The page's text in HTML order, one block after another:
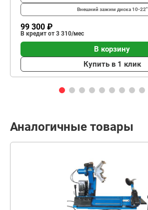
Внешний зажим диска10-22"
99 300 ₽
В кредит от 3 310/мес
В корзину
Купить в 1 клик
Аналогичные товары